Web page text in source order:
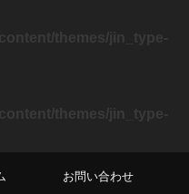
themes/jin_type-
themes/jin_type-
お問い合わせ